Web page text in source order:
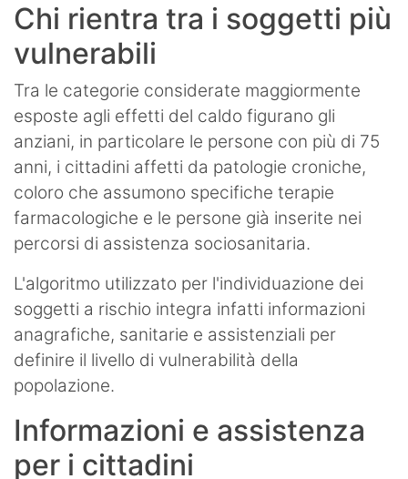
Chi rientra tra i soggetti più
vulnerabili
Tra le categorie considerate maggiormente
esposte agli effetti del caldo figurano gli
anziani, in particolare le persone con più di 75
anni, i cittadini affetti da patologie croniche,
coloro che assumono specifiche terapie
farmacologiche e le persone già inserite nei
percorsi di assistenza sociosanitaria.
L'algoritmo utilizzato per l'individuazione dei
soggetti a rischio integra infatti informazioni
anagrafiche, sanitarie e assistenziali per
definire il livello di vulnerabilità della
popolazione.
Informazioni e assistenza
per i cittadini